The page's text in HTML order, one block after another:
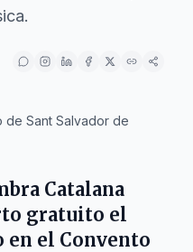
de Sant Salvador de
Catalana
gratuito el
en el Convento